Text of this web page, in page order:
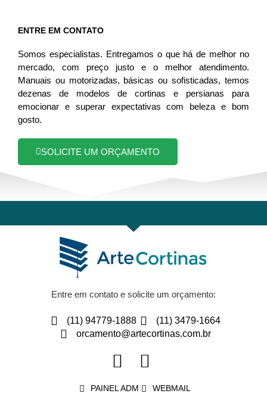
ENTRE EM CONTATO
Somos especialistas. Entregamos o que há de melhor no
mercado, com preço justo e o melhor atendimento.
Manuais ou motorizadas, básicas ou sofisticadas, temos
dezenas de modelos de cortinas e persianas para
emocionar e superar expectativas com beleza e bom
gosto.
SOLICITE UM ORÇAMENTO
Entre em contato e solicite um orçamento:
(11) 94779-1888
(11) 3479-1664
orcamento@artecortinas.com.br
PAINEL ADM WEBMAIL